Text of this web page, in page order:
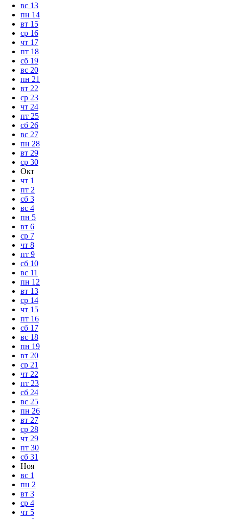
вс 13
пн 14
вт 15
ср 16
чт 17
пт 18
сб 19
вс 20
пн 21
вт 22
ср 23
чт 24
пт 25
сб 26
вс 27
пн 28
вт 29
ср 30
Окт
чт 1
пт 2
сб 3
вс 4
пн 5
вт 6
ср 7
чт 8
пт 9
сб 10
вс 11
пн 12
вт 13
ср 14
чт 15
пт 16
сб 17
вс 18
пн 19
вт 20
ср 21
чт 22
пт 23
сб 24
вс 25
пн 26
вт 27
ср 28
чт 29
пт 30
сб 31
Ноя
вс 1
пн 2
вт 3
ср 4
чт 5